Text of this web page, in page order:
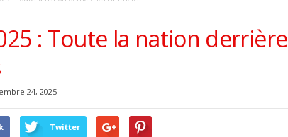
: Toute la nation derrière
24, 2025
Twitter